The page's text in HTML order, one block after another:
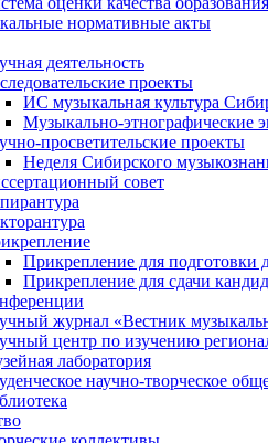
нормативные акты
деятельность
проекты
ИС музыкальная культура
Музыкально-этнографические
просветительские проекты
Неделя Сибирского
совет
Прикрепление для подготовки
Прикрепление для сдачи
журнал «Вестник
центр по изучению
лаборатория
научно-творческое